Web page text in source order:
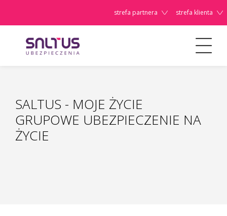
strefa partnera strefa klienta
Szanowni
Państwo,
SALTUS - MOJE ŻYCIE
GRUPOWE UBEZPIECZENIE NA
ŻYCIE